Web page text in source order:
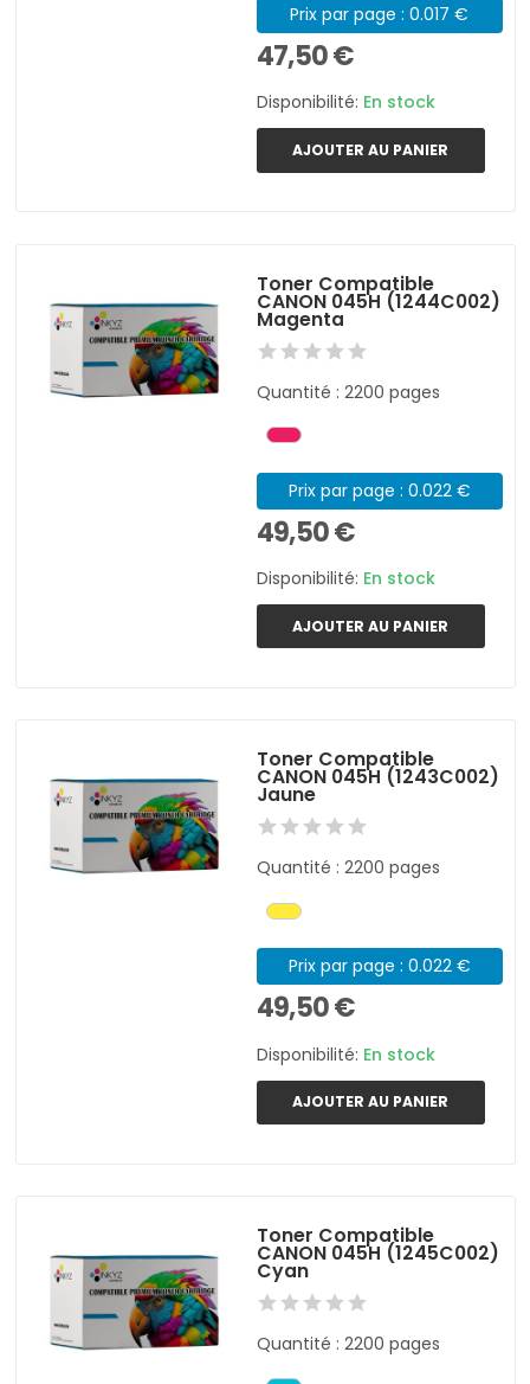
Prix par page : 0.017 €
47,50 €
Disponibilité: En stock
AJOUTER AU PANIER
Toner Compatible
CANON 045H (1244C002)
Magenta
Quantité : 2200 pages
Prix par page : 0.022 €
49,50 €
Disponibilité: En stock
AJOUTER AU PANIER
Toner Compatible
CANON 045H (1243C002)
Jaune
Quantité : 2200 pages
Prix par page : 0.022 €
49,50 €
Disponibilité: En stock
AJOUTER AU PANIER
Toner Compatible
CANON 045H (1245C002)
Cyan
Quantité : 2200 pages